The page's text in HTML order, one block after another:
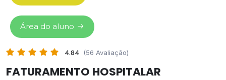
Área do aluno
4.84 (56 Avaliação)
FATURAMENTO HOSPITALAR